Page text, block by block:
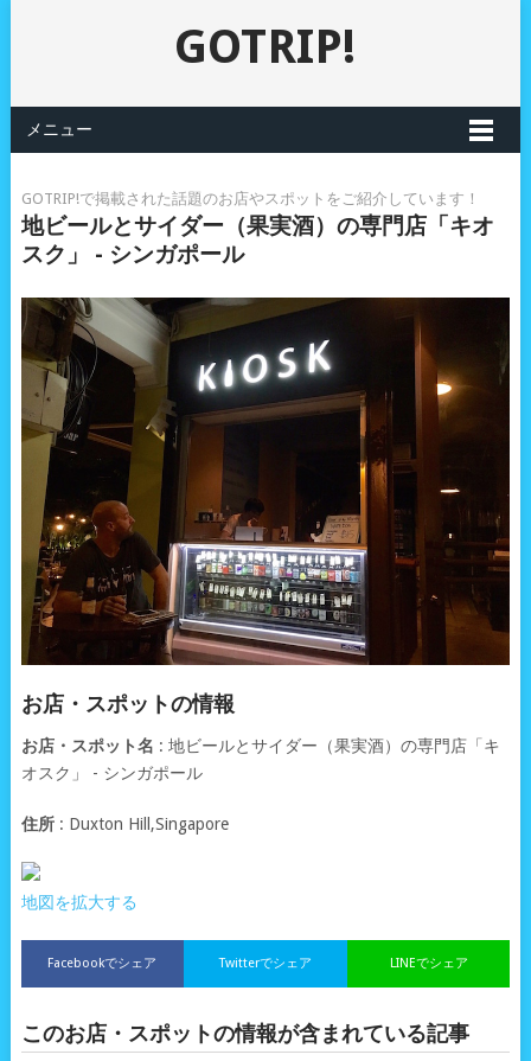
GOTRIP!
メニュー
GOTRIP!で掲載された話題のお店やスポットをご紹介しています！
地ビールとサイダー（果実酒）の専門店「キオ
スク」 - シンガポール
お店・スポットの情報
お店・スポット名 : 地ビールとサイダー（果実酒）の専門店「キ
オスク」 - シンガポール
住所: Duxton Hill,Singapore
地図を拡大する
Facebookでシェア LINEでシェア
Twitterでシェア
このお店・スポットの情報が含まれている記事